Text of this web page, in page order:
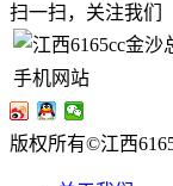
扫一扫，关注我们
手机网站
版权所有©江西